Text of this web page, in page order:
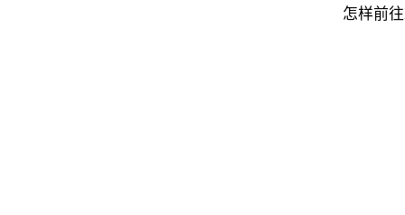
怎样前